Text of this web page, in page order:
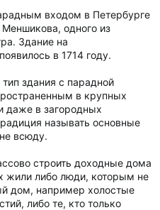
входом в Петербурге
одного из
Здание на
в 1714 году.
здания с парадной
в крупных
даже в загородных
называть основные
всюду.
строить доходные дома
жили либо люди, которым не
дом, например холостые
либо те, кто только